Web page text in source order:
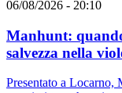
06/08/2026 - 20:10
Manhunt:
salvezza nella
Presentato a Locarno,